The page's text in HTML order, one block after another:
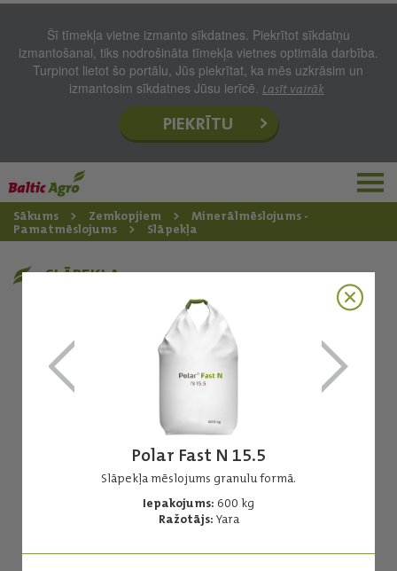
Šī tīmekļa vietne izmanto sīkdatnes. Piekrītot sīkdatņu
izmantošanai, tiks nodrošināta tīmekļa vietnes optimāla darbība.
Turpinot lietot šo portālu, Jūs piekrītat, ka mēs uzkrāsim un
izmantosim sīkdatnes Jūsu ierīcē. Lasīt vairāk
PIEKRĪTU
Sākums Zemkopjiem
Minerālmēslojums -
Pamatmēslojums
Slāpekļa
Polar Fast N 15.5
Slāpekļa mēslojums granulu formā.
Iepakojums: 600 kg
Ražotājs: Yara
SLĀPEKĻA
Amonija nitrāts